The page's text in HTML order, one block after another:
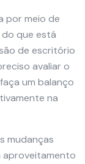
por meio de
que está
de escritório
avaliar o
um balanço
na
mudanças
aproveitamento